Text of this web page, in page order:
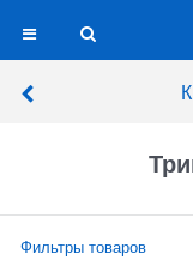
Фильтры товаров